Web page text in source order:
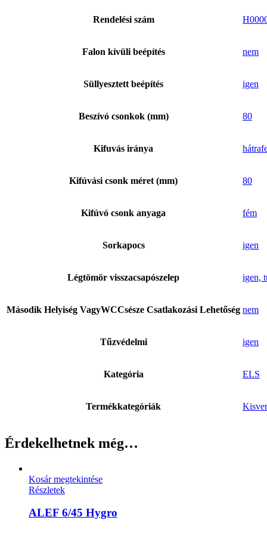
Rendelési szám
Falon kívüli beépítés nem
Süllyesztett beépítés igen
Beszívó csonkok (mm) 80
Kifuvás iránya
Kifúvási csonk méret (mm) 80
Kifúvó csonk anyaga fém
Sorkapocs igen
Légtömör visszacsapószelep igen,
Második Helyiség VagyWCCsésze Csatlakozási Lehetőség nem
Tűzvédelmi igen
Kategória ELS
Termékkategóriák
Érdekelhetnek még…
Kosár megtekintése
Részletek
ALEF 6/45 Hygro